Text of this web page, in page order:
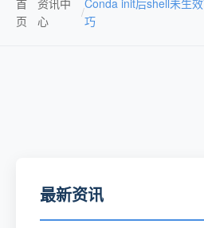
首
页
资讯中
心
/
Conda init后shell未生
巧
最新资讯